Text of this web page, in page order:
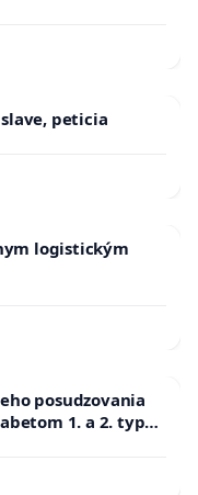
pozemok lesíka
o. z.,
18, 902
v
peticia
logistickým
posudzovania
1. a 2. typu
SR